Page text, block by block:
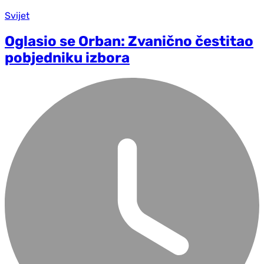
Svijet
Oglasio se Orban: Zvanično čestitao
pobjedniku izbora